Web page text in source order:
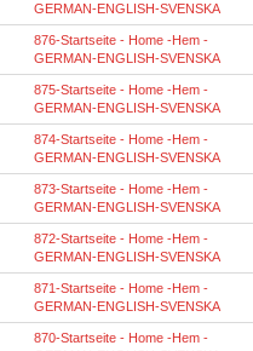
GERMAN-ENGLISH-SVENSKA
876-Startseite - Home -Hem -
GERMAN-ENGLISH-SVENSKA
875-Startseite - Home -Hem -
GERMAN-ENGLISH-SVENSKA
874-Startseite - Home -Hem -
GERMAN-ENGLISH-SVENSKA
873-Startseite - Home -Hem -
GERMAN-ENGLISH-SVENSKA
872-Startseite - Home -Hem -
GERMAN-ENGLISH-SVENSKA
871-Startseite - Home -Hem -
GERMAN-ENGLISH-SVENSKA
870-Startseite - Home -Hem -